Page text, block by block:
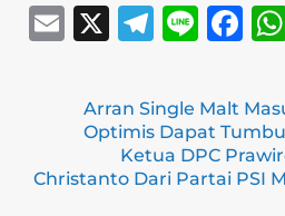
E
ai
X
T
e
gr
a
Li
e
F
c
e
b
Arran Single Malt
Optimis Dapat
Ketua DPC
Christanto Dari Partai PSI